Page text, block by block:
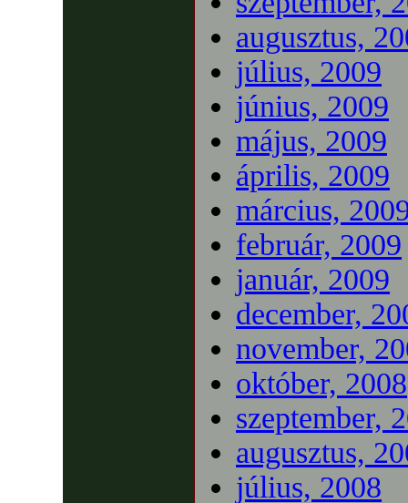
augusztus,
július, 2009
június, 2009
május, 2009
április, 2009
március,
február, 2009
január, 2009
december,
november,
október, 2008
szeptember,
augusztus,
július, 2008